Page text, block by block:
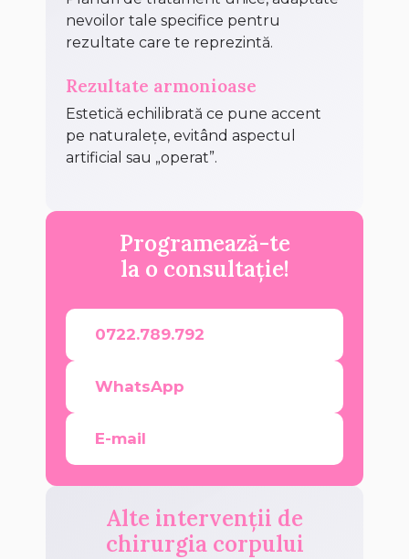
nevoilor tale specifice pentru
rezultate care te reprezintă.
Rezultate armonioase
Estetică echilibrată ce pune accent
pe naturalețe, evitând aspectul
artificial sau „operat”.
Programează-te
la o consultație!
0722.789.792
WhatsApp
E-mail
Alte intervenții de
chirurgia corpului